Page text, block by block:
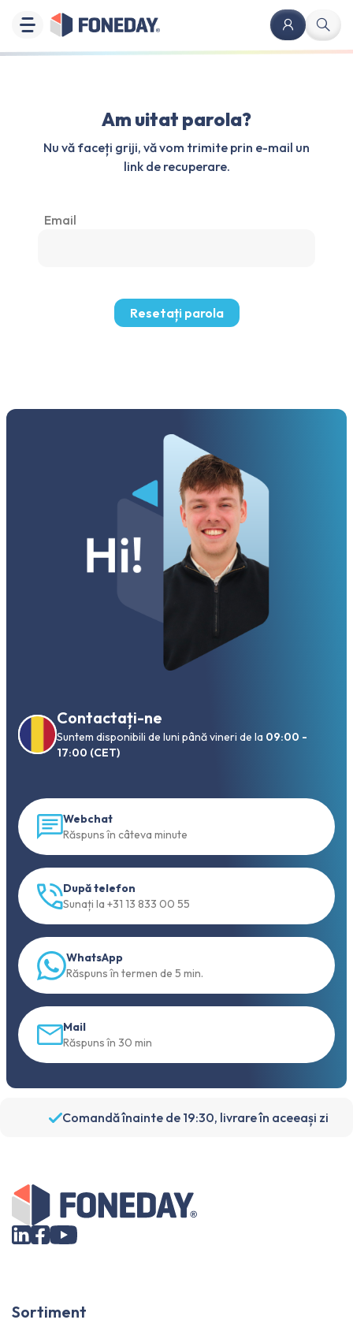
Am uitat parola?
Nu vă faceți griji, vă vom trimite prin e-mail un
link de recuperare.
Email
Resetați parola
Contactați-ne
Suntem disponibili de luni până vineri de la 09:00 -
17:00 (CET)
Webchat
Răspuns în câteva minute
După telefon
Sunați la +31 13 833 00 55
WhatsApp
Răspuns în termen de 5 min.
Mail
Răspuns în 30 min
Comandă înainte de 19:30, livrare în aceeași zi
Sortiment